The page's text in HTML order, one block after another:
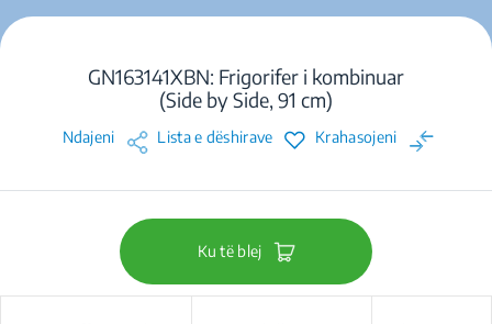
GN163141XBN: Frigorifer i kombinuar
(Side by Side, 91 cm)
Ndajeni Lista e dëshirave Krahasojeni
Ku të blej